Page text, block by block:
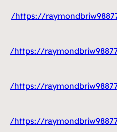
https://raymondbriw98877.slypage.com/23328511/
https://raymondbriw98877.slypage.com/23328525/
https://raymondbriw98877.slypage.com/23328526/
https://raymondbriw98877.slypage.com/23328528/